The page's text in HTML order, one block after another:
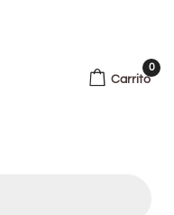
Carrito
0